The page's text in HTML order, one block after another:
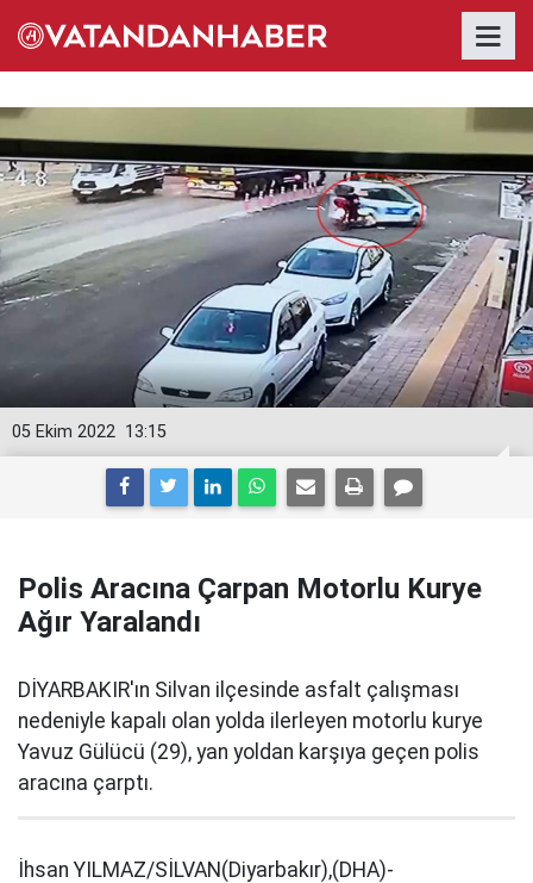
13:15
05 Ekim 2022
Polis Aracına Çarpan Motorlu Kurye
Ağır Yaralandı
DİYARBAKIR'ın Silvan ilçesinde asfalt çalışması
nedeniyle kapalı olan yolda ilerleyen motorlu kurye
Yavuz Gülücü (29), yan yoldan karşıya geçen polis
aracına çarptı.
İhsan YILMAZ/SİLVAN(Diyarbakır),(DHA)-